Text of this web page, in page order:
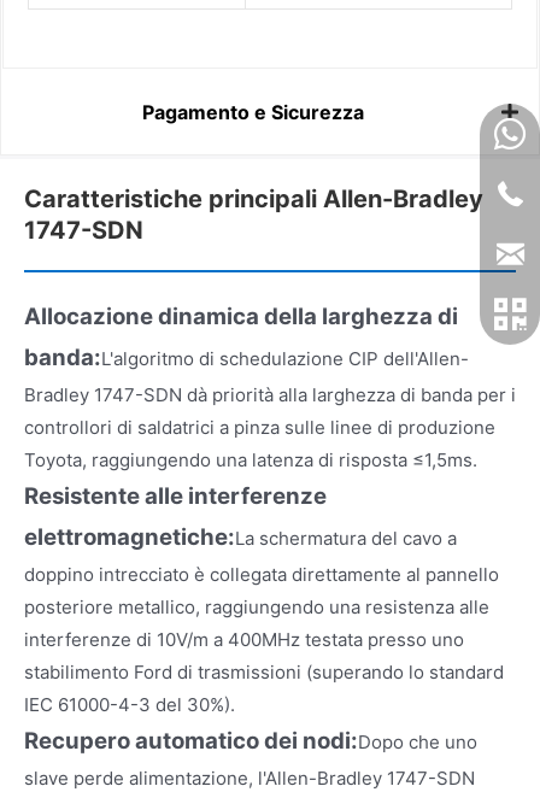
Pagamento e Sicurezza
Caratteristiche principali Allen-Bradley
1747-SDN
Allocazione dinamica della larghezza di
banda:L'algoritmo di schedulazione CIP dell'Allen-
Bradley 1747-SDN dà priorità alla larghezza di banda per i
controllori di saldatrici a pinza sulle linee di produzione
Toyota, raggiungendo una latenza di risposta ≤1,5ms.
Resistente alle interferenze
elettromagnetiche:La schermatura del cavo a
doppino intrecciato è collegata direttamente al pannello
posteriore metallico, raggiungendo una resistenza alle
interferenze di 10V/m a 400MHz testata presso uno
stabilimento Ford di trasmissioni (superando lo standard
IEC 61000-4-3 del 30%).
Recupero automatico dei nodi:Dopo che uno
slave perde alimentazione, l'Allen-Bradley 1747-SDN